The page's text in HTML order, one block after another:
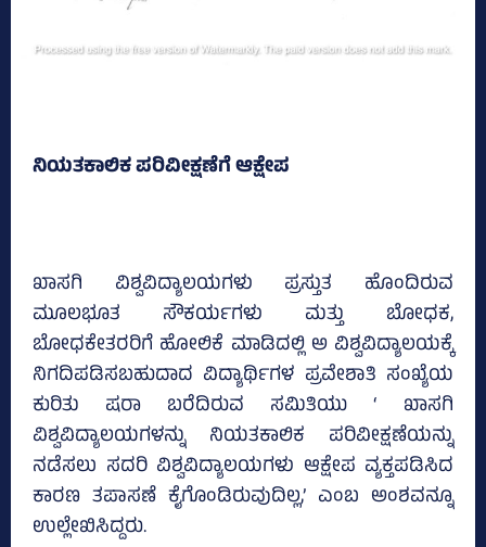
ನಿಯತಕಾಲಿಕ ಪರಿವೀಕ್ಷಣೆಗೆ ಆಕ್ಷೇಪ
ಖಾಸಗಿ ವಿಶ್ವವಿದ್ಯಾಲಯಗಳು ಪ್ರಸ್ತುತ ಹೊಂದಿರುವ
ಮೂಲಭೂತ ಸೌಕರ್ಯಗಳು ಮತ್ತು ಬೋಧಕ,
ಬೋಧಕೇತರರಿಗೆ ಹೋಲಿಕೆ ಮಾಡಿದಲ್ಲಿ ಅ ವಿಶ್ವವಿದ್ಯಾಲಯಕ್ಕೆ
ನಿಗದಿಪಡಿಸಬಹುದಾದ ವಿದ್ಯಾರ್ಥಿಗಳ ಪ್ರವೇಶಾತಿ ಸಂಖ್ಯೆಯ
ಕುರಿತು ಷರಾ ಬರೆದಿರುವ ಸಮಿತಿಯು ‘ ಖಾಸಗಿ
ವಿಶ್ವವಿದ್ಯಾಲಯಗಳನ್ನು ನಿಯತಕಾಲಿಕ ಪರಿವೀಕ್ಷಣೆಯನ್ನು
ನಡೆಸಲು ಸದರಿ ವಿಶ್ವವಿದ್ಯಾಲಯಗಳು ಆಕ್ಷೇಪ ವ್ಯಕ್ತಪಡಿಸಿದ
ಕಾರಣ ತಪಾಸಣೆ ಕೈಗೊಂಡಿರುವುದಿಲ್ಲ,’ ಎಂಬ ಅಂಶವನ್ನೂ
ಉಲ್ಲೇಖಿಸಿದ್ದರು.